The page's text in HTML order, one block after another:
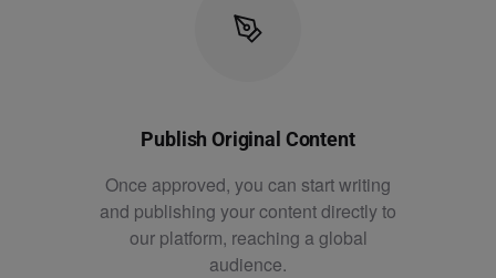
Publish Original Content
Once approved, you can start writing
and publishing your content directly to
our platform, reaching a global
audience.